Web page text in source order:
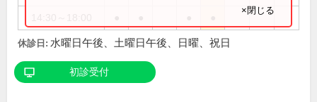
×閉じる
休診日: 水曜日午後、土曜日午後、日曜、祝日
初診受付